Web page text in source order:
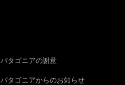
パタゴニアの謝意
パタゴニアからのお知らせ